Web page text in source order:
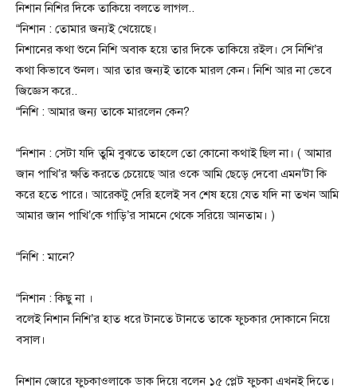
নিশান নিশির দিকে তাকিয়ে বলতে লাগল..
“নিশান : তোমার জন্যই খেয়েছে।
নিশানের কথা শুনে নিশি অবাক হয়ে তার দিকে তাকিয়ে রইল। সে নিশি’র
কথা কিভাবে শুনল। আর তার জন্যই তাকে মারল কেন। নিশি আর না ভেবে
জিজ্ঞেস করে..
“নিশি : আমার জন্য তাকে মারলেন কেন?
“নিশান : সেটা যদি তুমি বুঝতে তাহলে তো কোনো কথাই ছিল না। ( আমার
জান পাখি’র ক্ষতি করতে চেয়েছে আর ওকে আমি ছেড়ে দেবো এমন’টা কি
করে হতে পারে। আরেকটু দেরি হলেই সব শেষ হয়ে যেত যদি না তখন আমি
আমার জান পাখি’কে গাড়ি’র সামনে থেকে সরিয়ে আনতাম। )
“নিশি : মানে?
“নিশান : কিছু না ।
বলেই নিশান নিশি’র হাত ধরে টানতে টানতে তাকে ফুচকার দোকানে নিয়ে
বসাল।
নিশান জোরে ফুচকাওলাকে ডাক দিয়ে বলেন ১৫ প্লেট ফুচকা এখনই দিতে।